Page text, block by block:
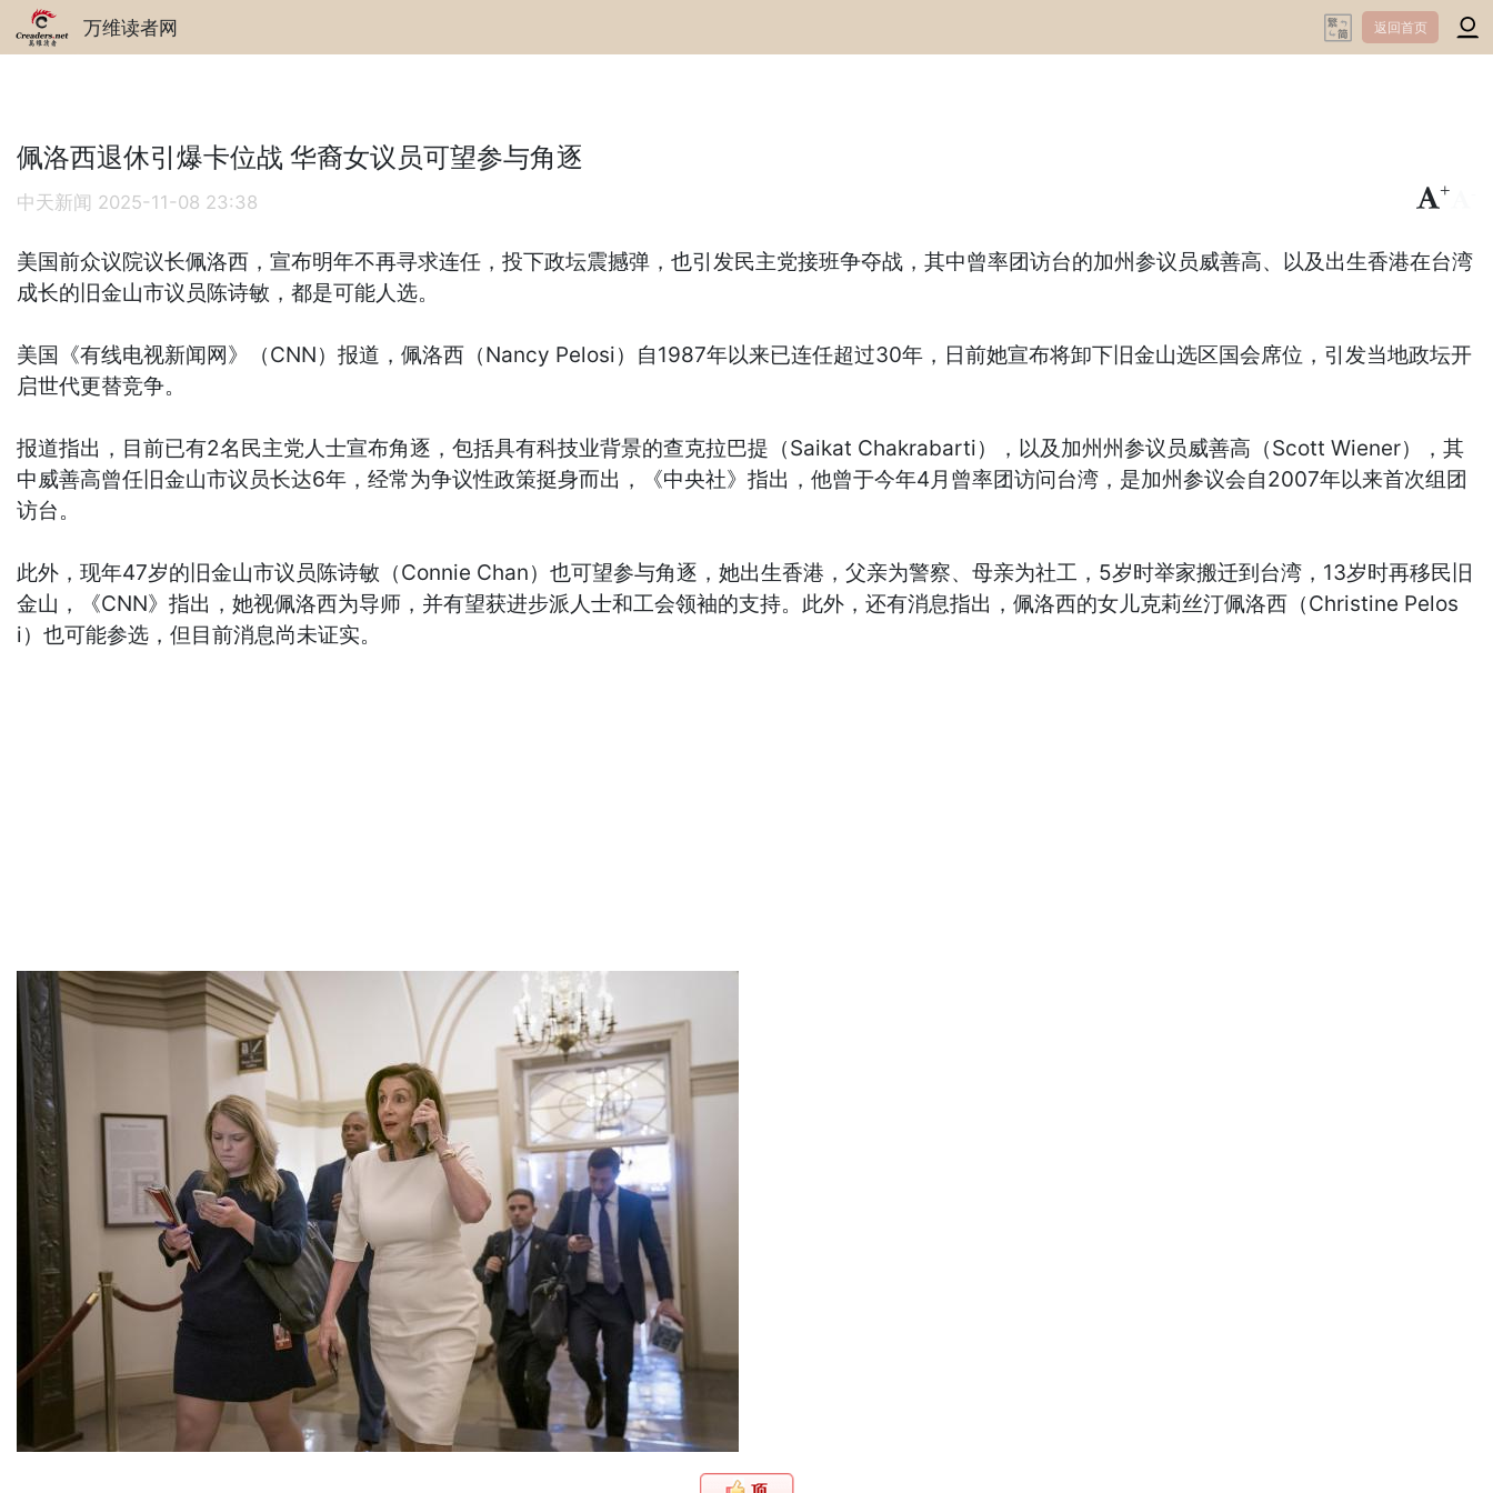
万维读者网 返回首页
佩洛西退休引爆卡位战 华裔女议员可望参与角逐
中天新闻 2025-11-08 23:38
+
美国前众议院议长佩洛西，宣布明年不再寻求连任，投下政坛震撼弹，也引发民主党接班争夺战，其中曾率团访台的加州参议员威善高、以及出生香港在台湾
成长的旧金山市议员陈诗敏，都是可能人选。
美国《有线电视新闻网》（CNN）报道，佩洛西（Nancy Pelosi）自1987年以来已连任超过30年，日前她宣布将卸下旧金山选区国会席位，引发当地政坛开
启世代更替竞争。
报道指出，目前已有2名民主党人士宣布角逐，包括具有科技业背景的查克拉巴提（Saikat Chakrabarti），以及加州州参议员威善高（Scott Wiener），其
中威善高曾任旧金山市议员长达6年，经常为争议性政策挺身而出，《中央社》指出，他曾于今年4月曾率团访问台湾，是加州参议会自2007年以来首次组团
访台。
此外，现年47岁的旧金山市议员陈诗敏（Connie Chan）也可望参与角逐，她出生香港，父亲为警察、母亲为社工，5岁时举家搬迁到台湾，13岁时再移民旧
金山，《CNN》指出，她视佩洛西为导师，并有望获进步派人士和工会领袖的支持。此外，还有消息指出，佩洛西的女儿克莉丝汀佩洛西（Christine Pelos
i）也可能参选，但目前消息尚未证实。